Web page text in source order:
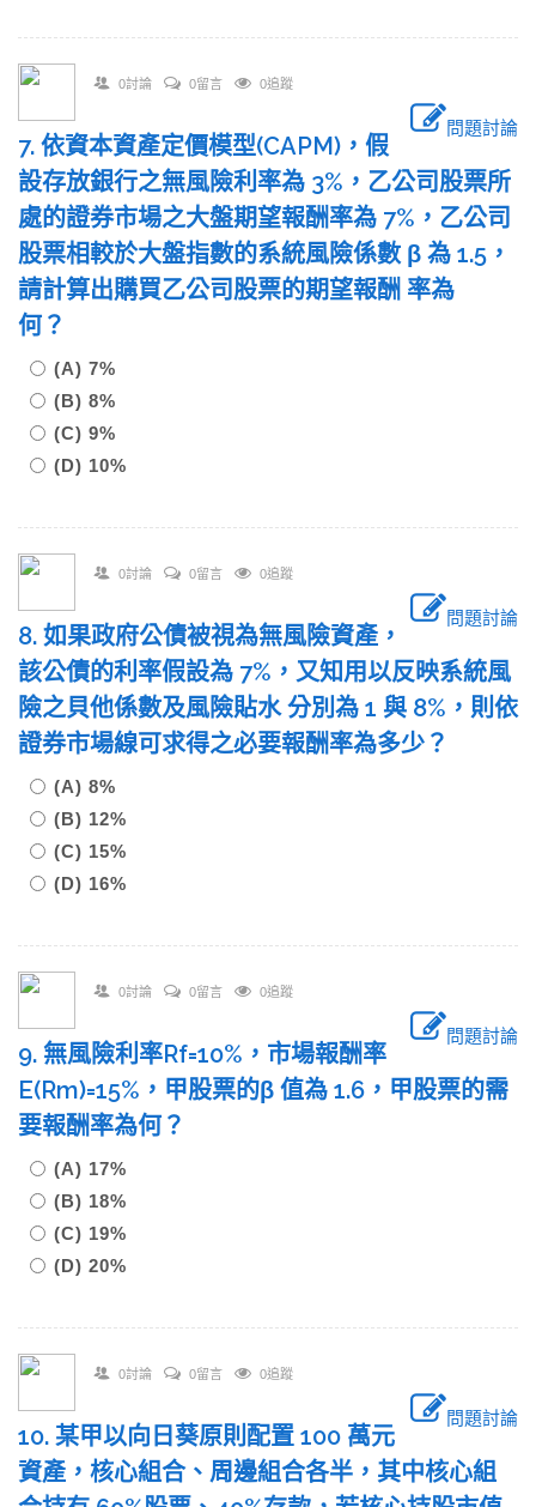
0討論 0留言 0追蹤
問題討論
7. 依資本資產定價模型(CAPM)，假
設存放銀行之無風險利率為 3%，乙公司股票所
處的證券市場之大盤期望報酬率為 7%，乙公司
股票相較於大盤指數的系統風險係數 β 為 1.5，
請計算出購買乙公司股票的期望報酬 率為
何？
(A) 7%
(B) 8%
(C) 9%
(D) 10%
0討論 0留言 0追蹤
問題討論
8. 如果政府公債被視為無風險資產，
該公債的利率假設為 7%，又知用以反映系統風
險之貝他係數及風險貼水 分別為 1 與 8%，則依
證券市場線可求得之必要報酬率為多少？
(A) 8%
(B) 12%
(C) 15%
(D) 16%
0討論 0留言 0追蹤
問題討論
9. 無風險利率Rf=10%，市場報酬率
E(Rm)=15%，甲股票的β 值為 1.6，甲股票的需
要報酬率為何？
(A) 17%
(B) 18%
(C) 19%
(D) 20%
0討論 0留言 0追蹤
問題討論
10. 某甲以向日葵原則配置 100 萬元
資產，核心組合、周邊組合各半，其中核心組